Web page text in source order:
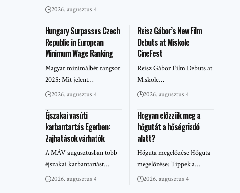
2026. augusztus 4
Hungary Surpasses Czech
Republic in European
Minimum Wage Ranking
Magyar minimálbér rangsor
2025: Mit jelent…
2026. augusztus 4
Reisz Gábor’s New Film
Debuts at Miskolc
CineFest
Reisz Gábor Film Debuts at
Miskolc…
2026. augusztus 4
Éjszakai vasúti
karbantartás Egerben:
Zajhatások várhatók
A MÁV augusztusban több
éjszakai karbantartást…
2026. augusztus 4
Hogyan előzzük meg a
hőgutát a hőségriadó
alatt?
Hőguta megelőzése Hőguta
megelőzése: Tippek a…
2026. augusztus 4